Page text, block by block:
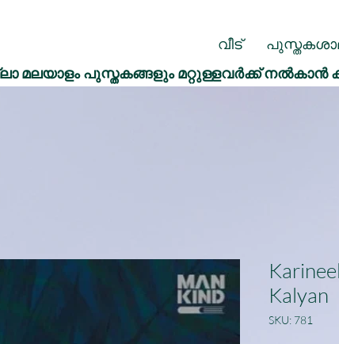
വീട്
പുസ്തകങ്ങളും മറ്റുള്ളവർക്ക് നൽകാൻ
Kalyan
SKU: 781